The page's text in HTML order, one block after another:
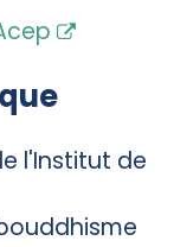
l'Institut de